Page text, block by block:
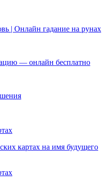
| Онлайн гадание на рунах
— онлайн бесплатно
картах на имя будущего